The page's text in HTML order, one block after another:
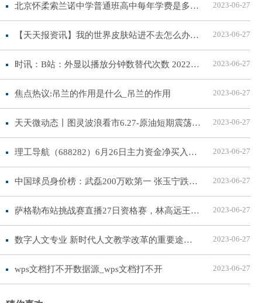
北京怀柔索兰诺中学普通班高中每年学费是多少？性价比怎么样？ 2023-06-27
【天天报资讯】我的世界皮肤站进不去怎么办_我的世界皮肤站进不去 2023-06-27
时讯：B站：外显以播放分钟数替代次数 2022年UP主总收入增长28% 2023-06-27
焦点热议:吊兰的作用是什么_吊兰的作用 2023-06-27
天天微动态丨图灵波浪看市6.27-原油短期震荡维持低多（附BTC） 2023-06-27
理工导航（688282）6月26日主力资金净买入1341.55万元 世界新动态 2023-06-27
中国球员身价榜：武磊200万欧第一 张玉宁跌至85万欧 2023-06-27
萨格勒布站挑战赛直播27日资格赛，林高远王艺迪混双首秀 2023-06-27
数字人文专业 新时代人文教学改革的重要途径-当前关注 2023-06-27
wps文档打不开数据源_wps文档打不开 2023-06-27